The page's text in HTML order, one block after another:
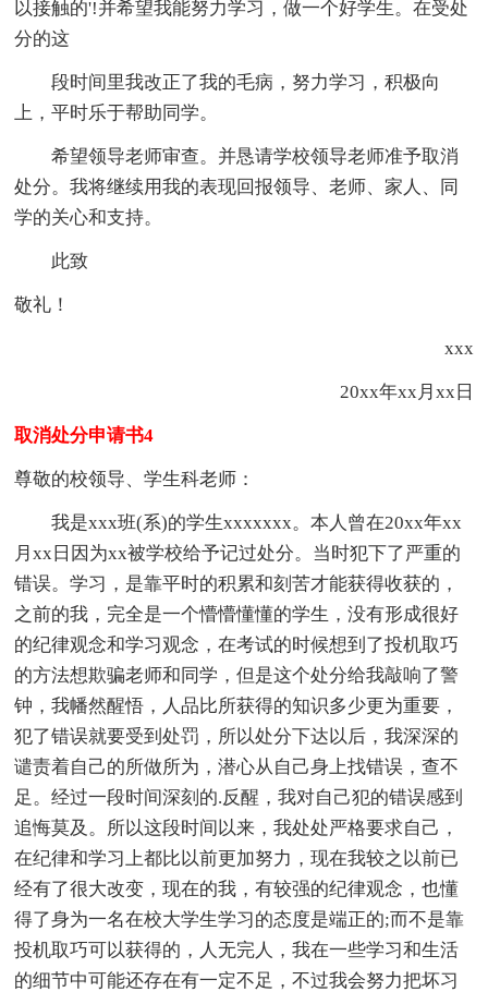
以接触的'!并希望我能努力学习，做一个好学生。在受处
分的这
段时间里我改正了我的毛病，努力学习，积极向
上，平时乐于帮助同学。
希望领导老师审查。并恳请学校领导老师准予取消
处分。我将继续用我的表现回报领导、老师、家人、同
学的关心和支持。
此致
敬礼！
xxx
20xx年xx月xx日
取消处分申请书4
尊敬的校领导、学生科老师：
我是xxx班(系)的学生xxxxxxx。本人曾在20xx年xx
月xx日因为xx被学校给予记过处分。当时犯下了严重的
错误。学习，是靠平时的积累和刻苦才能获得收获的，
之前的我，完全是一个懵懵懂懂的学生，没有形成很好
的纪律观念和学习观念，在考试的时候想到了投机取巧
的方法想欺骗老师和同学，但是这个处分给我敲响了警
钟，我幡然醒悟，人品比所获得的知识多少更为重要，
犯了错误就要受到处罚，所以处分下达以后，我深深的
谴责着自己的所做所为，潜心从自己身上找错误，查不
足。经过一段时间深刻的.反醒，我对自己犯的错误感到
追悔莫及。所以这段时间以来，我处处严格要求自己，
在纪律和学习上都比以前更加努力，现在我较之以前已
经有了很大改变，现在的我，有较强的纪律观念，也懂
得了身为一名在校大学生学习的态度是端正的;而不是靠
投机取巧可以获得的，人无完人，我在一些学习和生活
的细节中可能还存在有一定不足，不过我会努力把坏习